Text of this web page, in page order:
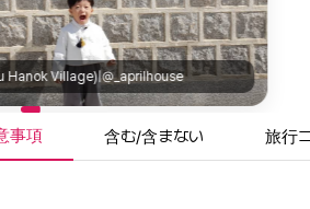
Hanok Village)|@_aprilhouse
事項 含む/含まない 旅行